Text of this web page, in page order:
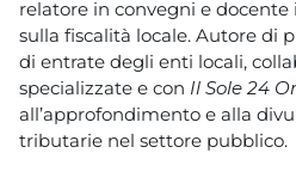
relatore in convegni e
sulla fiscalità locale. Autore di
di entrate degli enti locali,
specializzate e con Il Sole 24
all’approfondimento e alla
tributarie nel settore pubblico.